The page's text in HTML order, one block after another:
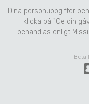
Dina personuppgifter
klicka på "Ge din
behandlas enligt